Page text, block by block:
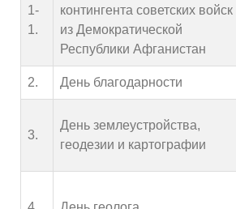
1-
1.
контингента советских войск
из Демократической
Республики Афганистан
2. День благодарности
3.
День землеустройства,
геодезии и картографии